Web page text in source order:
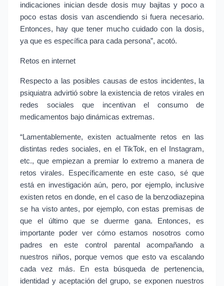
indicaciones inician desde dosis muy bajitas y poco a
poco estas dosis van ascendiendo si fuera necesario.
Entonces, hay que tener mucho cuidado con la dosis,
ya que es específica para cada persona”, acotó.
Retos en internet
Respecto a las posibles causas de estos incidentes, la
psiquiatra advirtió sobre la existencia de retos virales en
redes sociales que incentivan el consumo de
medicamentos bajo dinámicas extremas.
“Lamentablemente, existen actualmente retos en las
distintas redes sociales, en el TikTok, en el Instagram,
etc., que empiezan a premiar lo extremo a manera de
retos virales. Específicamente en este caso, sé que
está en investigación aún, pero, por ejemplo, inclusive
existen retos en donde, en el caso de la benzodiazepina
se ha visto antes, por ejemplo, con estas premisas de
que el último que se duerme gana. Entonces, es
importante poder ver cómo estamos nosotros como
padres en este control parental acompañando a
nuestros niños, porque vemos que esto va escalando
cada vez más. En esta búsqueda de pertenencia,
identidad y aceptación del grupo, se exponen nuestros